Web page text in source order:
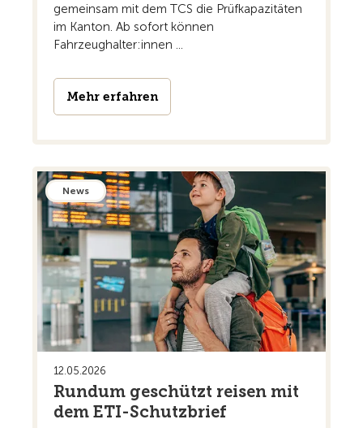
gemeinsam mit dem TCS die Prüfkapazitäten
im Kanton. Ab sofort können
Fahrzeughalter:innen ...
Mehr erfahren
News
12.05.2026
Rundum geschützt reisen mit
dem ETI-Schutzbrief